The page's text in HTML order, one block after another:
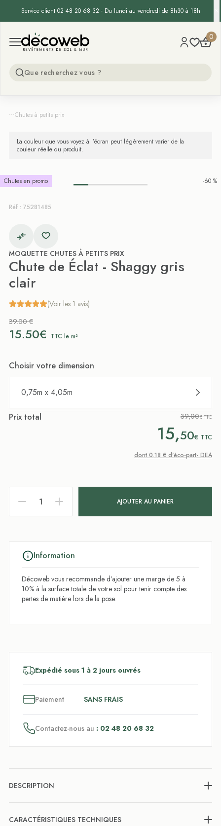
Service client 02 48 20 68 32 - Du lundi au vendredi de 8h30 à 18h
Open menu
Decoweb 0
...Chutes à petits prix
La couleur que vous voyez à l’écran peut légèrement varier de la
couleur réelle du produit.
Chutes en promo -60 %
Réf : 75281485
MOQUETTE CHUTES À PETITS PRIX
Chute de Éclat - Shaggy gris
clair
(Voir les 1 avis)
39.00 €
15.50€ TTC le m²
Choisir votre dimension
0,75m x 4,05m
Prix total 39,00€ TTC
15,50€ TTC
dont 0.18 € d'éco-part- DEA
AJOUTER AU PANIER
Information
Décoweb vous recommande d’ajouter une marge de 5 à
10% à la surface totale de votre sol pour tenir compte des
pertes de matière lors de la pose.
Expédié sous 1 à 2 jours ouvrés
Paiement SANS FRAIS
Contactez-nous au : 02 48 20 68 32
DESCRIPTION
CARACTÉRISTIQUES TECHNIQUES